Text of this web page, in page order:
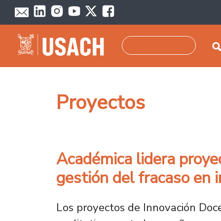
Pasar al contenido principal
Proyectos
Académica lidera
gestión del fracaso en
Los proyectos de Innovación